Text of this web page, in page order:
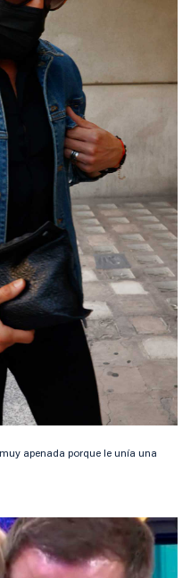
apenada porque le unía una